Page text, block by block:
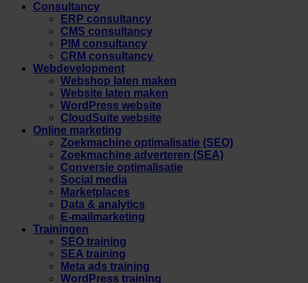
Consultancy
ERP consultancy
CMS consultancy
PIM consultancy
CRM consultancy
Webdevelopment
Webshop laten maken
Website laten maken
WordPress website
CloudSuite website
Online marketing
Zoekmachine optimalisatie (SEO)
Zoekmachine adverteren (SEA)
Conversie optimalisatie
Social media
Marketplaces
Data & analytics
E-mailmarketing
Trainingen
SEO training
SEA training
Meta ads training
WordPress training